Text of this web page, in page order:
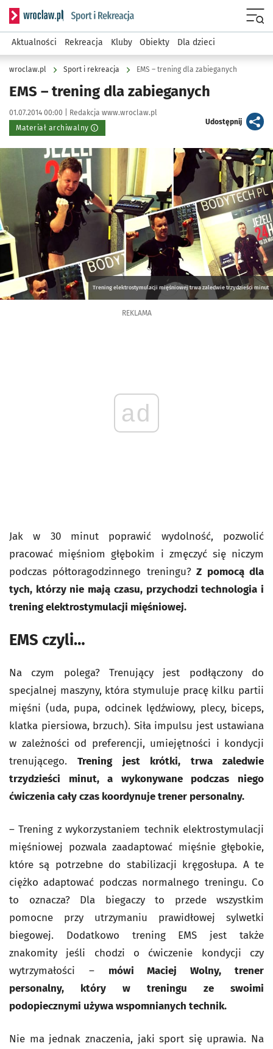
Serwis informacyjny wroclaw.pl podserwis: Sport i rekreacja
Aktualności Rekreacja Kluby Obiekty Dla dzieci
wroclaw.pl Sport i rekreacja EMS – trening dla zabieganych
EMS – trening dla zabieganych
Data publikacji:
01.07.2014 00:00 | Autor:
Redakcja www.wroclaw.pl
Materiał archiwalny
Udostępnijartykuł
Kliknij, aby powiększyć
Trening elektrostymulacji mięśniowej trwa zaledwie trzydzieści minut
REKLAMA
ad
Jak w 30 minut poprawić wydolność, pozwolić
pracować mięśniom głębokim i zmęczyć się niczym
podczas półtoragodzinnego treningu?Z pomocą dla
tych, którzy nie mają czasu, przychodzi technologia i
trening elektrostymulacji mięśniowej.
EMS czyli…
Na czym polega? Trenujący jest podłączony do
specjalnej maszyny, która stymuluje pracę kilku partii
mięśni (uda, pupa, odcinek lędźwiowy, plecy, biceps,
klatka piersiowa, brzuch). Siła impulsu jest ustawiana
w zależności od preferencji, umiejętności i kondycji
trenującego.Trening jest krótki, trwa zaledwie
trzydzieści minut, a wykonywane podczas niego
ćwiczenia cały czas koordynuje trener personalny.
– Trening z wykorzystaniem technik elektrostymulacji
mięśniowej pozwala zaadaptować mięśnie głębokie,
które są potrzebne do stabilizacji kręgosłupa. A te
ciężko adaptować podczas normalnego treningu. Co
to oznacza? Dla biegaczy to przede wszystkim
pomocne przy utrzymaniu prawidłowej sylwetki
biegowej. Dodatkowo trening EMS jest także
znakomity jeśli chodzi o ćwiczenie kondycji czy
wytrzymałości – mówi Maciej Wolny, trener
personalny, który w treningu ze swoimi
podopiecznymi używa wspomnianych technik.
Nie ma jednak znaczenia, jaki sport się uprawia. Na